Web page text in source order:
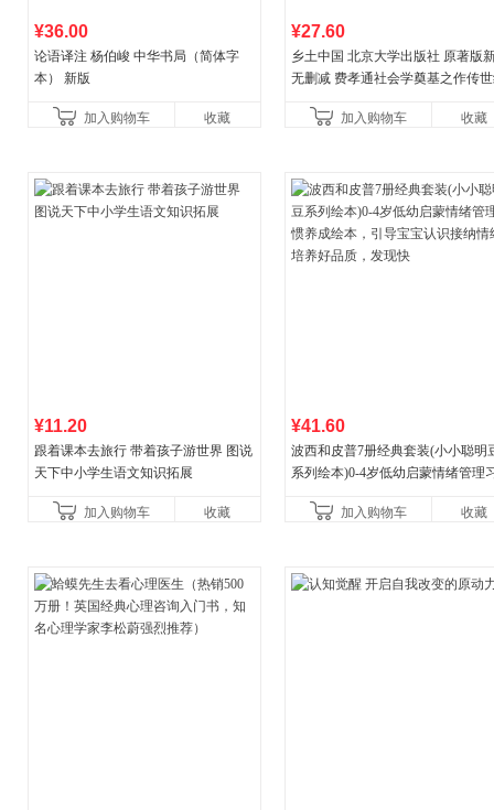
¥36.00
论语译注 杨伯峻 中华书局（简体字
本） 新版
加入购物车 收藏
¥27.60
乡土中国 北京大学出版社 原著版
无删减 费孝通社会学奠基之作传
加入购物车 收藏
¥11.20
跟着课本去旅行 带着孩子游世界 图说
天下中小学生语文知识拓展
加入购物车 收藏
¥41.60
波西和皮普7册经典套装(小小聪明
系列绘本)0-4岁低幼启蒙情绪管理
养好品质，发现快
加入购物车 收藏